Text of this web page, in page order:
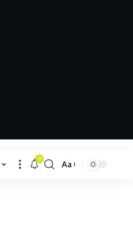
9
Aa